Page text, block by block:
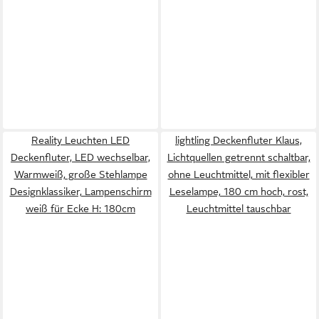
Reality Leuchten LED
Deckenfluter, LED wechselbar,
Warmweiß, große Stehlampe
Designklassiker, Lampenschirm
weiß für Ecke H: 180cm
lightling Deckenfluter Klaus,
Lichtquellen getrennt schaltbar,
ohne Leuchtmittel, mit flexibler
Leselampe, 180 cm hoch, rost,
Leuchtmittel tauschbar